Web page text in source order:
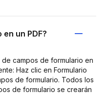
un PDF?
campos de formulario en
Haz clic en Formulario
de formulario. Todos los
de formulario se crearán